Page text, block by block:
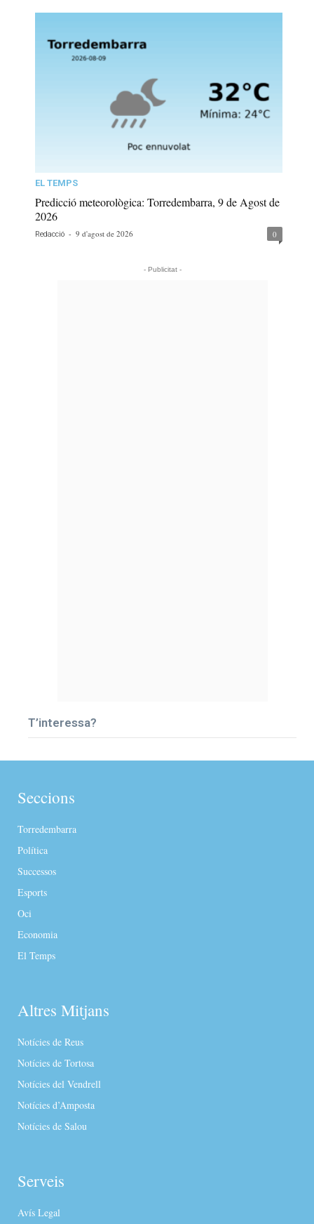
EL TEMPS
Predicció meteorològica: Torredembarra, 9 de Agost de
2026
Redacció - 9 d'agost de 2026 0
- Publicitat -
T’interessa?
Seccions
Torredembarra
Política
Successos
Esports
Oci
Economia
El Temps
Altres Mitjans
Notícies de Reus
Notícies de Tortosa
Notícies del Vendrell
Notícies d’Amposta
Notícies de Salou
Serveis
Avís Legal